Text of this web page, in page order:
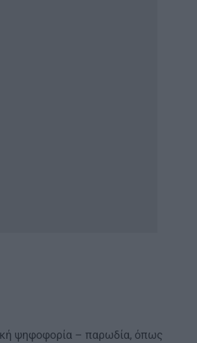
ψηφοφορία – παρωδία, όπως